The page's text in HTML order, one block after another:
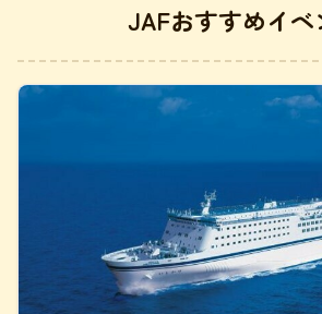
JAFおすすめイベ